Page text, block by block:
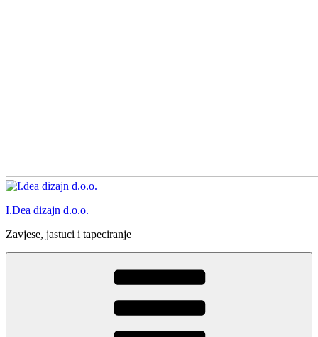
I.Dea dizajn d.o.o.
Zavjese, jastuci i tapeciranje